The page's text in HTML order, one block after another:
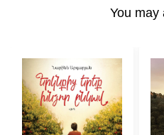
You may